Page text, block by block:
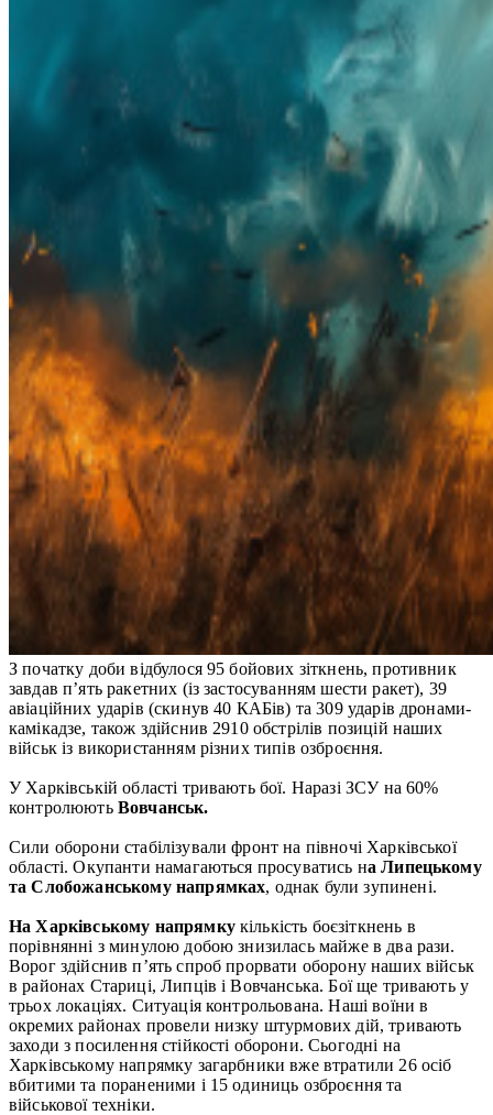
З початку доби відбулося 95 бойових зіткнень, противник
завдав п’ять ракетних (із застосуванням шести ракет), 39
авіаційних ударів (скинув 40 КАБів) та 309 ударів дронами-
камікадзе, також здійснив 2910 обстрілів позицій наших
військ із використанням різних типів озброєння.
У Харківській області тривають бої. Наразі ЗСУ на 60%
контролюють Вовчанськ.
Сили оборони стабілізували фронт на півночі Харківської
області. Окупанти намагаються просуватись на Липецькому
та Слобожанському напрямках, однак були зупинені.
На Харківському напрямку кількість боєзіткнень в
порівнянні з минулою добою знизилась майже в два рази.
Ворог здійснив пʼять спроб прорвати оборону наших військ
в районах Стариці, Липців і Вовчанська. Бої ще тривають у
трьох локаціях. Ситуація контрольована. Наші воїни в
окремих районах провели низку штурмових дій, тривають
заходи з посилення стійкості оборони. Сьогодні на
Харківському напрямку загарбники вже втратили 26 осіб
вбитими та пораненими і 15 одиниць озброєння та
військової техніки.